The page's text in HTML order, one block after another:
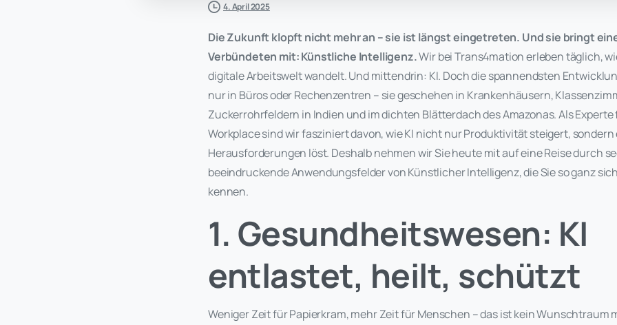
4. April 2025
Die Zukunft klopft nicht mehr an – sie ist längst eingetreten. Und sie bringt
Verbündeten mit: Künstliche Intelligenz.Wir bei Trans4mation erleben täglich,
digitale Arbeitswelt wandelt. Und mittendrin: KI. Doch die spannendsten
nur in Büros oder Rechenzentren – sie geschehen in Krankenhäusern,
Zuckerrohrfeldern in Indien und im dichten Blätterdach des Amazonas. Als
Workplace sind wir fasziniert davon, wie KI nicht nur Produktivität steigert,
Herausforderungen löst. Deshalb nehmen wir Sie heute mit auf eine Reise durch
beeindruckende Anwendungsfelder von Künstlicher Intelligenz, die Sie so ganz
kennen.
1. Gesundheitswesen: KI
entlastet, heilt, schützt
Weniger Zeit für Papierkram, mehr Zeit für Menschen – das ist kein Wunschtraum